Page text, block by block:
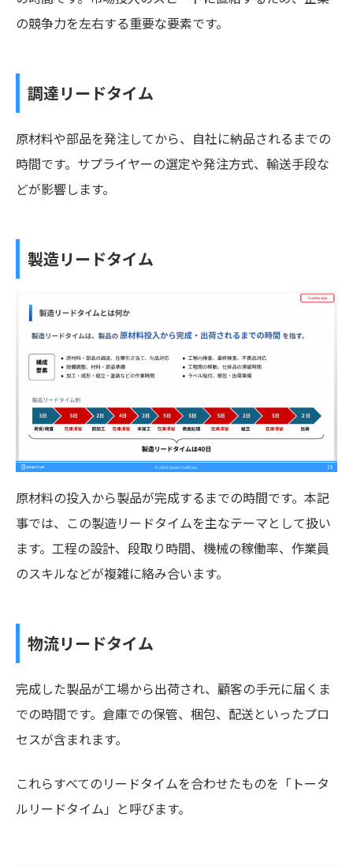
の競争力を左右する重要な要素です。
調達リードタイム
原材料や部品を発注してから、自社に納品されるまでの
時間です。サプライヤーの選定や発注方式、輸送手段な
どが影響します。
製造リードタイム
原材料の投入から製品が完成するまでの時間です。本記
事では、この製造リードタイムを主なテーマとして扱い
ます。工程の設計、段取り時間、機械の稼働率、作業員
のスキルなどが複雑に絡み合います。
物流リードタイム
完成した製品が工場から出荷され、顧客の手元に届くま
での時間です。倉庫での保管、梱包、配送といったプロ
セスが含まれます。
これらすべてのリードタイムを合わせたものを「トータ
ルリードタイム」と呼びます。